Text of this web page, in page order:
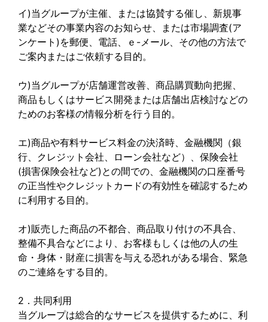
イ)当グループが主催、または協賛する催し、新規事
業などその事業内容のお知らせ、または市場調査(ア
ンケート)を郵便、電話、ｅ-メール、その他の方法で
ご案内またはご依頼する目的。
ウ)当グループが店舗運営改善、商品購買動向把握、
商品もしくはサービス開発または店舗出店検討などの
ためのお客様の情報分析を行う目的。
エ)商品や有料サービス料金の決済時、金融機関（銀
行、クレジット会社、ローン会社など）、保険会社
(損害保険会社など)との間での、金融機関の口座番号
の正当性やクレジットカードの有効性を確認するため
に利用する目的。
オ)販売した商品の不都合、商品取り付けの不具合、
整備不具合などにより、お客様もしくは他の人の生
命・身体・財産に損害を与える恐れがある場合、緊急
のご連絡をする目的。
2．共同利用
当グループは総合的なサービスを提供するために、利